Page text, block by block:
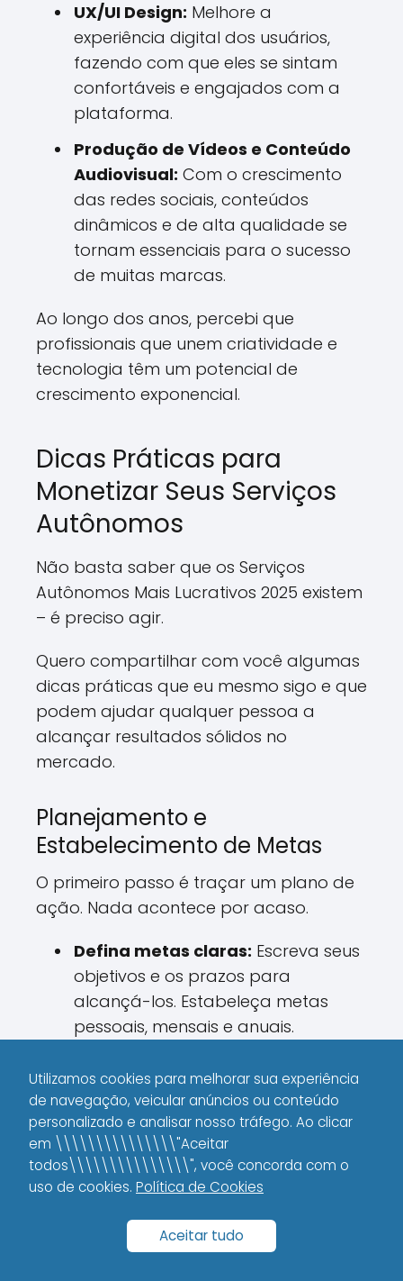
UX/UI Design: Melhore a
experiência digital dos usuários,
fazendo com que eles se sintam
confortáveis e engajados com a
plataforma.
Produção de Vídeos e Conteúdo
Audiovisual: Com o crescimento
das redes sociais, conteúdos
dinâmicos e de alta qualidade se
tornam essenciais para o sucesso
de muitas marcas.
Ao longo dos anos, percebi que
profissionais que unem criatividade e
tecnologia têm um potencial de
crescimento exponencial.
Dicas Práticas para
Monetizar Seus Serviços
Autônomos
Não basta saber que os Serviços
Autônomos Mais Lucrativos 2025 existem
– é preciso agir.
Quero compartilhar com você algumas
dicas práticas que eu mesmo sigo e que
podem ajudar qualquer pessoa a
alcançar resultados sólidos no
mercado.
Planejamento e
Estabelecimento de Metas
O primeiro passo é traçar um plano de
ação. Nada acontece por acaso.
Defina metas claras: Escreva seus
objetivos e os prazos para
alcançá-los. Estabeleça metas
pessoais, mensais e anuais.
Organize suas tarefas diárias e
garanta que cada passo te
aproxime mais do seu objetivo.
Avalie e ajuste:Periodicamente,
revise suas metas e estratégias
para saber se está no caminho
Utilizamos cookies para melhorar sua experiência
de navegação, veicular anúncios ou conteúdo
personalizado e analisar nosso tráfego. Ao clicar
em \\\\\\\\\\\\\\\"Aceitar
todos\\\\\\\\\\\\\\\", você concorda com o
uso de cookies. Política de Cookies
Aceitar tudo